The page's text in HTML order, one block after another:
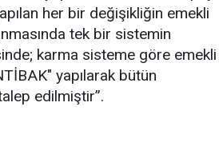
her bir değişikliğin emekli
tek bir sistemin
karma sisteme göre emekli
yapılarak bütün
edilmiştir”.